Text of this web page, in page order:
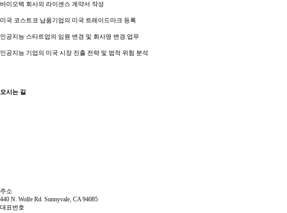
바이오텍 회사의 라이센스 계약서 작성
미국 코스트코 납품기업의 미국 트레이드마크 등록
인공지능 스타트업의 임원 변경 및 회사명 변경 업무
인공지능 기업의 미국 시장 진출 전략 및 법적 위험 분석
오시는 길
주소
440 N. Wolfe Rd. Sunnyvale, CA 94085
대표번호